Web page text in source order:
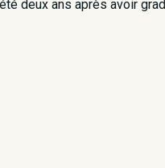
deux ans après avoir